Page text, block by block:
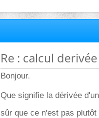
Re : calcul
Bonjour.
Que signifie la dérivée
sûr que ce n'est pas